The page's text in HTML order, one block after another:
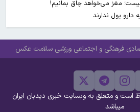
مغز می‌خواهد چاق بمانیم!
دارو پول ندارند
فرهنگی و اجتماعی ورزشی سلامت عکس
و متعلق به وبسایت خبری دیدبان ایران
میباشد